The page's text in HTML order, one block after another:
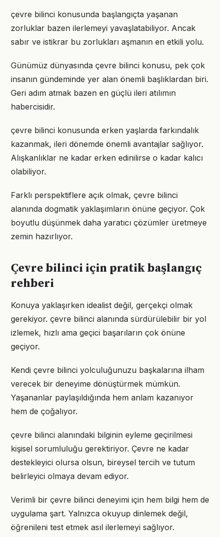
çevre bilinci konusunda başlangıçta yaşanan
zorluklar bazen ilerlemeyi yavaşlatabiliyor. Ancak
sabır ve istikrar bu zorlukları aşmanın en etkili yolu.
Günümüz dünyasında çevre bilinci konusu, pek çok
insanın gündeminde yer alan önemli başlıklardan biri.
Geri adım atmak bazen en güçlü ileri atılımın
habercisidir.
çevre bilinci konusunda erken yaşlarda farkındalık
kazanmak, ileri dönemde önemli avantajlar sağlıyor.
Alışkanlıklar ne kadar erken edinilirse o kadar kalıcı
olabiliyor.
Farklı perspektiflere açık olmak, çevre bilinci
alanında dogmatik yaklaşımların önüne geçiyor. Çok
boyutlu düşünmek daha yaratıcı çözümler üretmeye
zemin hazırlıyor.
Çevre bilinci için pratik başlangıç
rehberi
Konuya yaklaşırken idealist değil, gerçekçi olmak
gerekiyor. çevre bilinci alanında sürdürülebilir bir yol
izlemek, hızlı ama geçici başarıların çok önüne
geçiyor.
Kendi çevre bilinci yolculuğunuzu başkalarına ilham
verecek bir deneyime dönüştürmek mümkün.
Yaşananlar paylaşıldığında hem anlam kazanıyor
hem de çoğalıyor.
çevre bilinci alanındaki bilginin eyleme geçirilmesi
kişisel sorumluluğu gerektiriyor. Çevre ne kadar
destekleyici olursa olsun, bireysel tercih ve tutum
belirleyici olmaya devam ediyor.
Verimli bir çevre bilinci deneyimi için hem bilgi hem de
uygulama şart. Yalnızca okuyup dinlemek değil,
öğrenileni test etmek asıl ilerlemeyi sağlıyor.